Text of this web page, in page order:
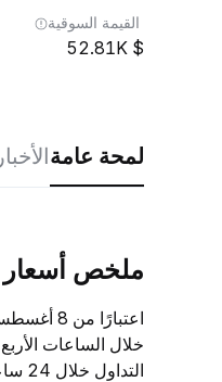
القيمة السوقية
52.81K
لمحة عامةالأخبار
ملخص أسعار PINU المباشر